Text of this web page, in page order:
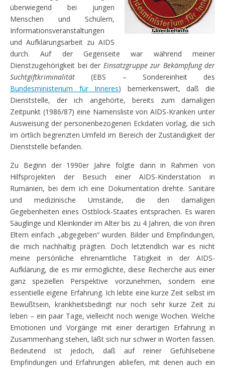
überwiegend bei jungen
Menschen und Schülern,
Informationsveranstaltungen
und Aufklärungsarbeit zu AIDS
durch. Auf der Gegenseite war während meiner
Dienstzugehörigkeit bei der Einsatzgruppe zur Bekämpfung der
Suchtgiftkriminalität (EBS – Sondereinheit des
Bundesministerium für Inneres) bemerkenswert, daß die
Dienststelle, der ich angehörte, bereits zum damaligen
Zeitpunkt (1986/87) eine Namensliste von AIDS-Kranken unter
Ausweisung der personenbezogenen Eckdaten vorlag, die sich
im örtlich begrenzten Umfeld im Bereich der Zuständigkeit der
Dienststelle befanden.
Zu Beginn der 1990er Jahre folgte dann in Rahmen von
Hilfsprojekten der Besuch einer AIDS-Kinderstation in
Rumänien, bei dem ich eine Dokumentation drehte. Sanitäre
und medizinische Umstände, die den damaligen
Gegebenheiten eines Ostblock-Staates entsprachen. Es waren
Säuglinge und Kleinkinder im Alter bis zu 4 Jahren, die von ihren
Eltern einfach „abgegeben“ wurden. Bilder und Empfindungen,
die mich nachhaltig prägten. Doch letztendlich war es nicht
meine persönliche ehrenamtliche Tätigkeit in der AIDS-
Aufklärung, die es mir ermöglichte, diese Recherche aus einer
ganz speziellen Perspektive vorzunehmen, sondern eine
essentielle eigene Erfahrung. Ich lebte eine kurze Zeit selbst im
Bewußtsein, krankheitsbedingt nur noch sehr kurze Zeit zu
leben – ein paar Tage, vielleicht noch wenige Wochen. Welche
Emotionen und Vorgänge mit einer derartigen Erfahrung in
Zusammenhang stehen, läßt sich nur schwer in Worten fassen.
Bedeutend ist jedoch, daß auf reiner Gefühlsebene
Empfindungen und Erfahrungen abliefen, mit denen auch ein